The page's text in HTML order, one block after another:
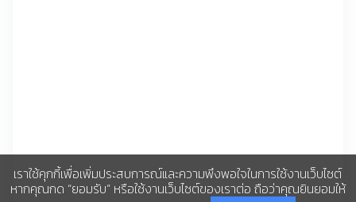
เราใช้คุกกี้เพื่อเพิ่มประสบการณ์และความพึงพอใจในการใช้งานเว็บไซต์
หากคุณกด “ยอมรับ” หรือใช้งานเว็บไซต์ของเราต่อ ถือว่าคุณยินยอมให้